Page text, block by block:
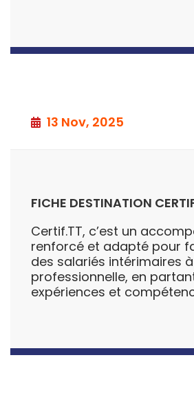
13 Nov, 2025
FICHE DESTINATION
Certif.TT, c’est un
renforcé et adapté pour
des salariés intérimaires
professionnelle, en
expériences et